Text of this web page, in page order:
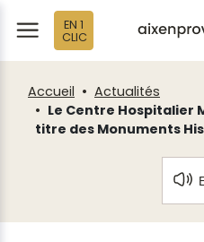
EN 1
CLIC
Accueil
Actualités
Le Centre Hospitalier
titre des Monuments
Fenêtre
de
chat
Panneau de gestion des